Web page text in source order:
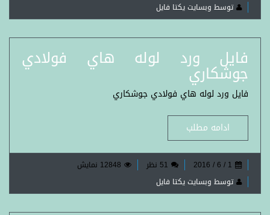
توسط وبسایت یکتا فایل
فایل ورد لوله هاي فولادي
جوشكاري
فایل ورد لوله هاي فولادي جوشكاري
ادامه مطلب
1 / 6 / 2016 51 نظر
12848 نمایش
توسط وبسایت یکتا فایل